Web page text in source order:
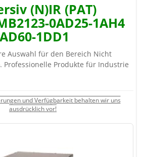
(N)IR (PAT)
0AD25-1AH4
1DD1
Auswahl für den Bereich Nicht
Professionelle Produkte für Industrie
und Verfügbarkeit behalten wir uns
ausdrücklich vor!